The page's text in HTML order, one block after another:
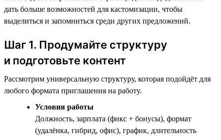
дать больше возможностей для кастомизации, чтобы
выделиться и запомниться среди других предложений.
Шаг 1. Продумайте структуру
и подготовьте контент
Рассмотрим универсальную структуру, которая подойдёт для
любого формата приглашения на работу.
Условия работы
Должность, зарплата (фикс + бонусы), формат
(удалёнка, гибрид, офис), график, длительность